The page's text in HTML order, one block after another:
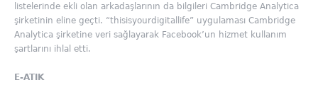
listelerinde ekli olan arkadaşlarının da bilgileri Cambridge Analytica
şirketinin eline geçti. “thisisyourdigitallife” uygulaması Cambridge
Analytica şirketine veri sağlayarak Facebook’un hizmet kullanım
şartlarını ihlal etti.
E-ATIK